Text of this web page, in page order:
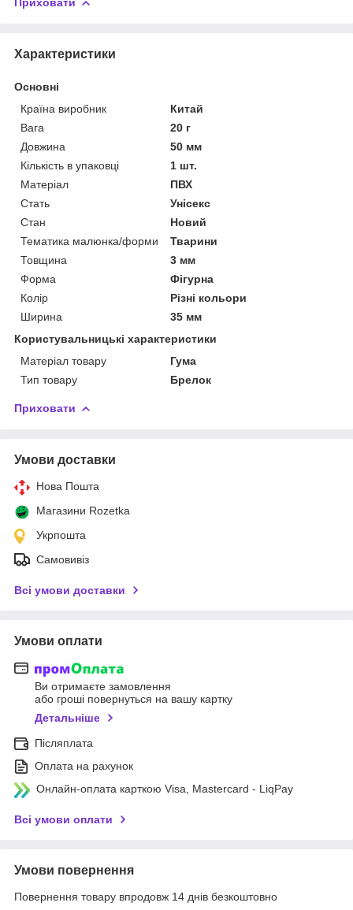
Характеристики
Основні
Країна виробник
Китай
Вага
20 г
Довжина
50 мм
Кількість в упаковці
1 шт.
Матеріал
ПВХ
Стать
Унісекс
Стан
Новий
Тематика малюнка/форми
Тварини
Товщина
3 мм
Форма
Фігурна
Колір
Різні кольори
Ширина
35 мм
Користувальницькі характеристики
Матеріал товару
Гума
Тип товару
Брелок
Приховати
Умови доставки
Нова Пошта
Магазини Rozetka
Укрпошта
Самовивіз
Всі умови доставки
Умови оплати
Ви отримаєте замовлення
або гроші повернуться на вашу картку
Детальніше
Післяплата
Оплата на рахунок
Онлайн-оплата карткою Visa, Mastercard - LiqPay
Всі умови оплати
Умови повернення
Повернення товару впродовж 14 днів безкоштовно